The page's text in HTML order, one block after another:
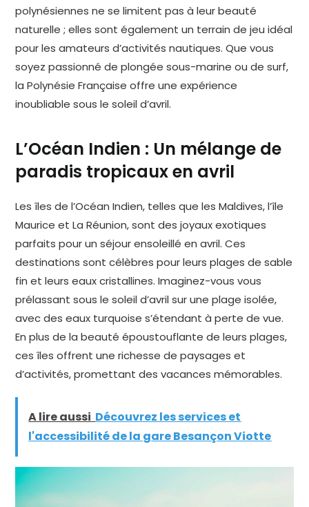
polynésiennes ne se limitent pas à leur beauté
naturelle ; elles sont également un terrain de jeu idéal
pour les amateurs d’activités nautiques. Que vous
soyez passionné de plongée sous-marine ou de surf,
la Polynésie Française offre une expérience
inoubliable sous le soleil d’avril.
L’Océan Indien : Un mélange de
paradis tropicaux en avril
Les îles de l’Océan Indien, telles que les Maldives, l’île
Maurice et La Réunion, sont des joyaux exotiques
parfaits pour un séjour ensoleillé en avril. Ces
destinations sont célèbres pour leurs plages de sable
fin et leurs eaux cristallines. Imaginez-vous vous
prélassant sous le soleil d’avril sur une plage isolée,
avec des eaux turquoise s’étendant à perte de vue.
En plus de la beauté époustouflante de leurs plages,
ces îles offrent une richesse de paysages et
d’activités, promettant des vacances mémorables.
A lire aussi Découvrez les services et
l'accessibilité de la gare Besançon Viotte